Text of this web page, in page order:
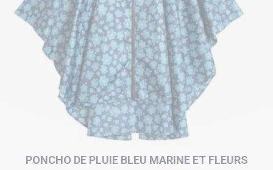
PONCHO DE PLUIE BLEU MARINE ET FLEURS